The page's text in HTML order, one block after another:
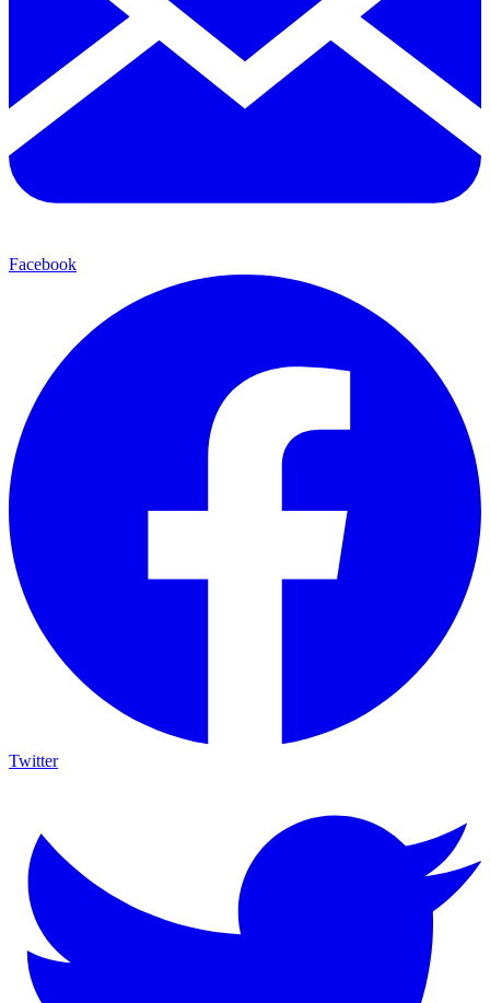
Facebook
Twitter